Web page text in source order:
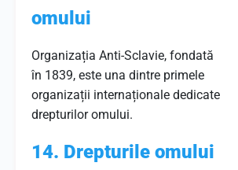
omului
Organizația Anti-Sclavie, fondată
în 1839, este una dintre primele
organizații internaționale dedicate
drepturilor omului.
14. Drepturile omului